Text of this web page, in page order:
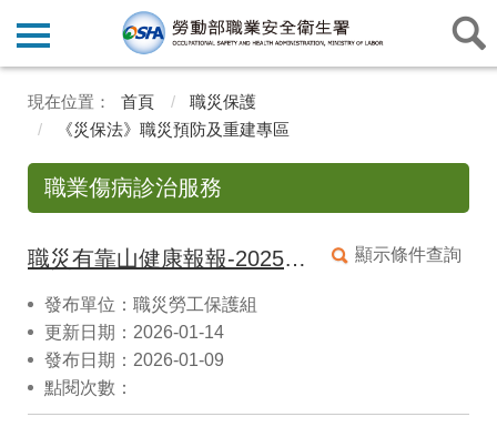
首頁
職災保護
《災保法》職災預防及重建專區
職業傷病診治服務
顯示條件查詢
職災有靠山健康報報-2025電子報第9期至第12期。
發布單位：職災勞工保護組
更新日期：2026-01-14
發布日期：2026-01-09
點閱次數：